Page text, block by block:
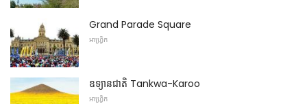
Grand Parade Square
អាហ្វ្រិក
ឧទ្យានជាតិ Tankwa-Karoo
អាហ្វ្រិក